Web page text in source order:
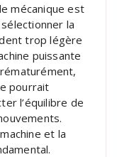
mécanique est
la
trop légère
puissante
pourrait
l’équilibre de
et la